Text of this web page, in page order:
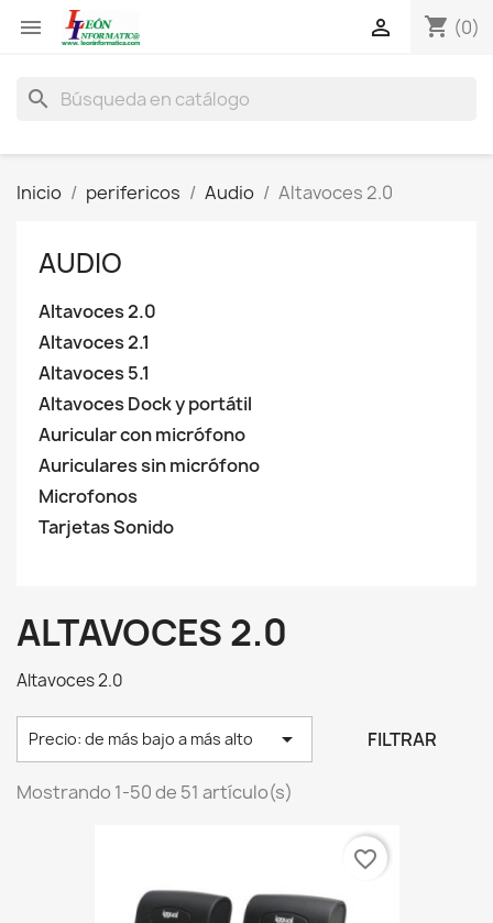
 shopping_cart (0)

search
Inicio perifericos Audio Altavoces 2.0
AUDIO
Altavoces 2.0
Altavoces 2.1
Altavoces 5.1
Altavoces Dock y portátil
Auricular con micrófono
Auriculares sin micrófono
Microfonos
Tarjetas Sonido
ALTAVOCES 2.0
Altavoces 2.0
Precio: de más bajo a más alto  FILTRAR
Mostrando 1-50 de 51 artículo(s)
favorite_border